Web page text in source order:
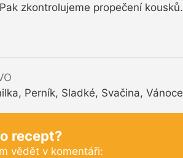
zkontrolujeme propečení kousků.
Perník, Sladké, Svačina, Vánoce
recept?
vědět v komentáři: